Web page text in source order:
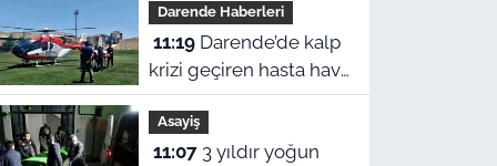
Boy" Hiroşima’yı nasıl
yok etti?
Darende Haberleri
11:19Darende’de kalp
krizi geçiren hasta hava
ambulansıyla
Malatya’ya sevk edildi
Asayiş
11:073 yıldır yoğun